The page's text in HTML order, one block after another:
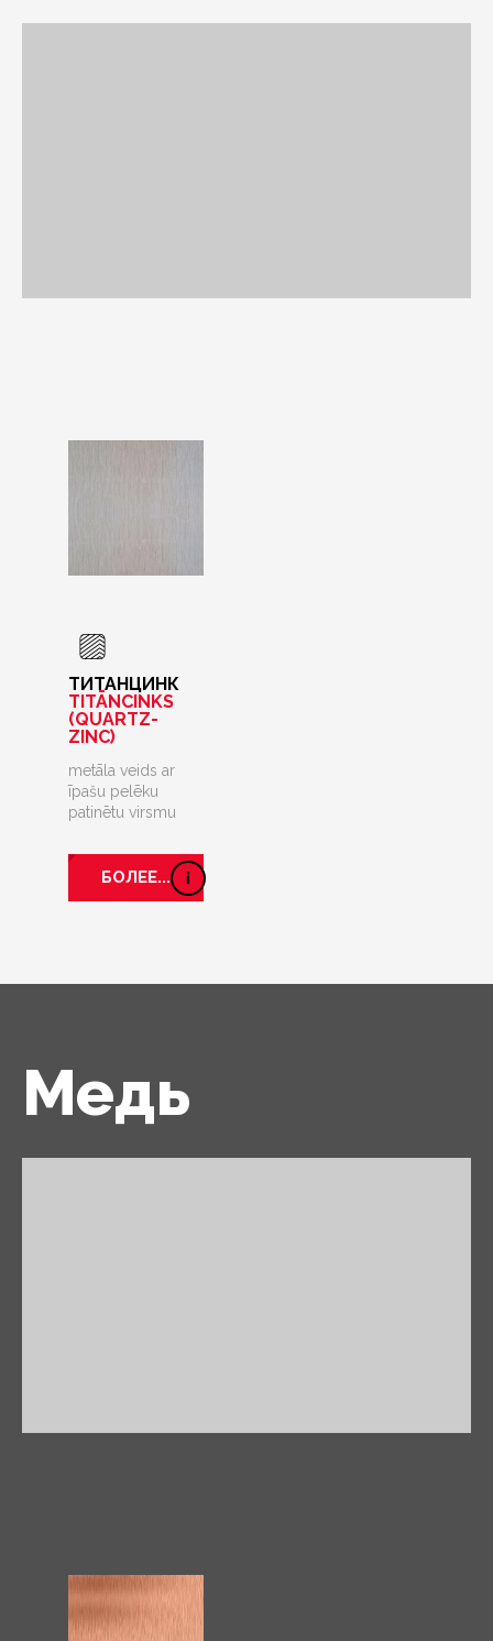
ТИТАНЦИНК
TITĀNCINKS
(QUARTZ-
ZINC)
metāla veids ar
īpašu pelēku
patinētu virsmu
БОЛЕЕ...
Медь